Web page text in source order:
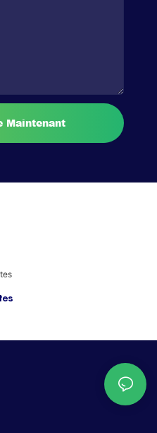
Maintenant